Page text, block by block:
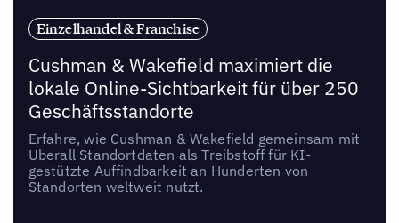
Einzelhandel & Franchise
Cushman & Wakefield maximiert die
lokale Online-Sichtbarkeit für über 250
Geschäftsstandorte
Erfahre, wie Cushman & Wakefield gemeinsam mit
Uberall Standortdaten als Treibstoff für KI-
gestützte Auffindbarkeit an Hunderten von
Standorten weltweit nutzt.